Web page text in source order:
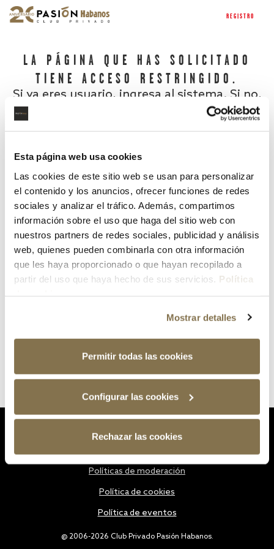
Esta página web usa cookies
Las cookies de este sitio web se usan para personalizar
el contenido y los anuncios, ofrecer funciones de redes
sociales y analizar el tráfico. Además, compartimos
información sobre el uso que haga del sitio web con
nuestros partners de redes sociales, publicidad y análisis
web, quienes pueden combinarla con otra información
que les haya proporcionado o que hayan recopilado a
partir del uso que haya hecho de sus servicios. Política
Mostrar detalles
Permitir todas las cookies
Configurar las cookies
Rechazar las cookies
REGISTRO
LA PÁGINA QUE HAS SOLICITADO
TIENE ACCESO RESTRINGIDO.
Si ya eres usuario, ingresa al sistema. Si no,
¿Has olvidado tu contraseña?
@ 2006-2026 Club Privado Pasión Habanos.
Políticas de moderación
Política de cookies
Política de eventos